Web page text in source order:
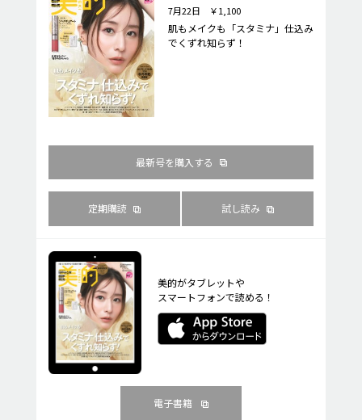
7月22日 ￥1,100
肌もメイクも「スタミナ」仕込み
でくずれ知らず！
最新号を購入する
定期購読 試し読み
美的がタブレットや
スマートフォンで読める！
電子書籍